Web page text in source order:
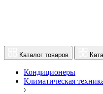
Каталог товаров
Кондиционеры
Климатическая